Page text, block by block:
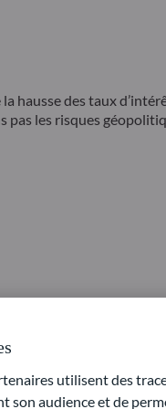
des taux
les risques
?
qui décrypte pour
utilisent des
son audience et de